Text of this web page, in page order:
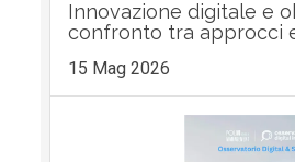
Innovazione digitale e
confronto tra approcci
15 Mag 2026